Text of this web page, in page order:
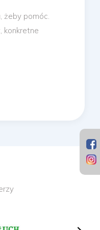
żeby pomóc.
konkretne